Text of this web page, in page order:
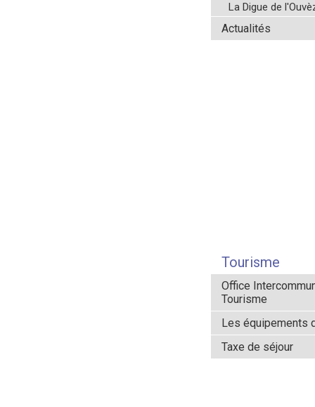
La Digue de
Actualités
Tourisme
Office
Tourisme
Les équipements
Taxe de séjour